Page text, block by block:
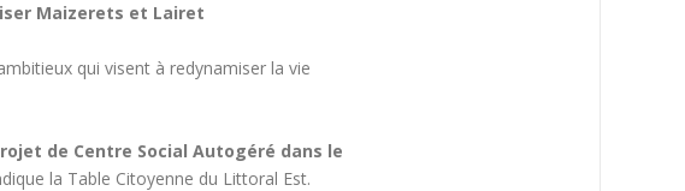
Maizerets et Lairet
qui visent à redynamiser la vie
de Centre Social Autogéré dans le
la Table Citoyenne du Littoral Est.